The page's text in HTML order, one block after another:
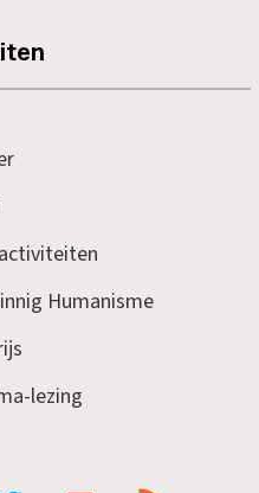
Humanisme
lezing